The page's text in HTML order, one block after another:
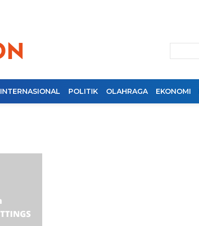
INTERNASIONAL POLITIK OLAHRAGA EKONOMI